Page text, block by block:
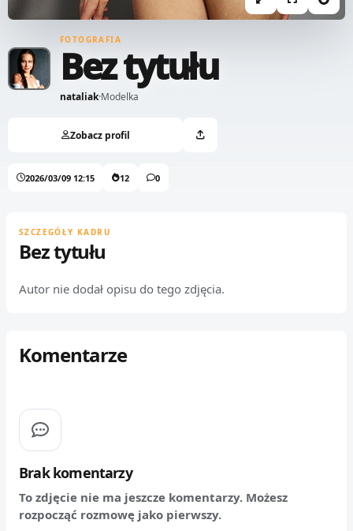
FOTOGRAFIA
Bez tytułu
nataliak·Modelka
Zobacz profil
2026/03/09 12:15 12 0
SZCZEGÓŁY KADRU
Bez tytułu
Autor nie dodał opisu do tego zdjęcia.
Komentarze
Brak komentarzy
To zdjęcie nie ma jeszcze komentarzy. Możesz
rozpocząć rozmowę jako pierwszy.